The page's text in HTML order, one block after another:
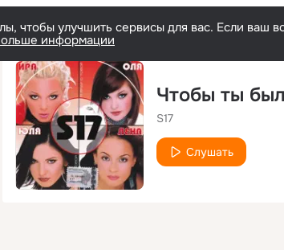
чтобы улучшить сервисы для вас. Если ваш
информации
Чтобы ты
S17
Слушать